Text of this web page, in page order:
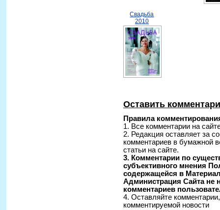
Свадьба
2010
Оставить
Правила
1. Все комментарии на
2. Редакция оставляет за
комментариев в бумажной
статьи на сайте.
3. Комментарии по
субъективного мнения
содержащейся в
Администрация Сайта не
комментариев
4. Оставляйте
комментируемой новости